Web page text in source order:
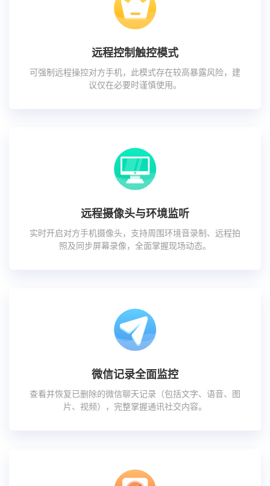
远程控制触控模式
可强制远程操控对方手机，此模式存在较高暴露风险，建
议仅在必要时谨慎使用。
远程摄像头与环境监听
实时开启对方手机摄像头，支持周围环境音录制、远程拍
照及同步屏幕录像，全面掌握现场动态。
微信记录全面监控
查看并恢复已删除的微信聊天记录（包括文字、语音、图
片、视频），完整掌握通讯社交内容。